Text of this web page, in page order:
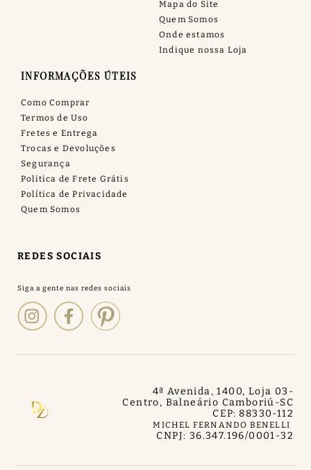
Mapa do Site
Quem Somos
Onde estamos
Indique nossa Loja
INFORMAÇÕES ÚTEIS
Como Comprar
Termos de Uso
Fretes e Entrega
Trocas e Devoluções
Segurança
Politica de Frete Grátis
Política de Privacidade
Quem Somos
REDES SOCIAIS
MICHEL FERNANDO BENELLI
4ª Avenida, 1400, Loja 03 -
Centro, Balneário Camboriú-SC
CEP: 88330-112
CNPJ: 36.347.196/0001-32